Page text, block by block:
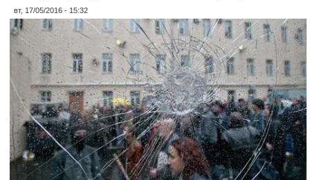
вт, 17/05/2016 - 15:32